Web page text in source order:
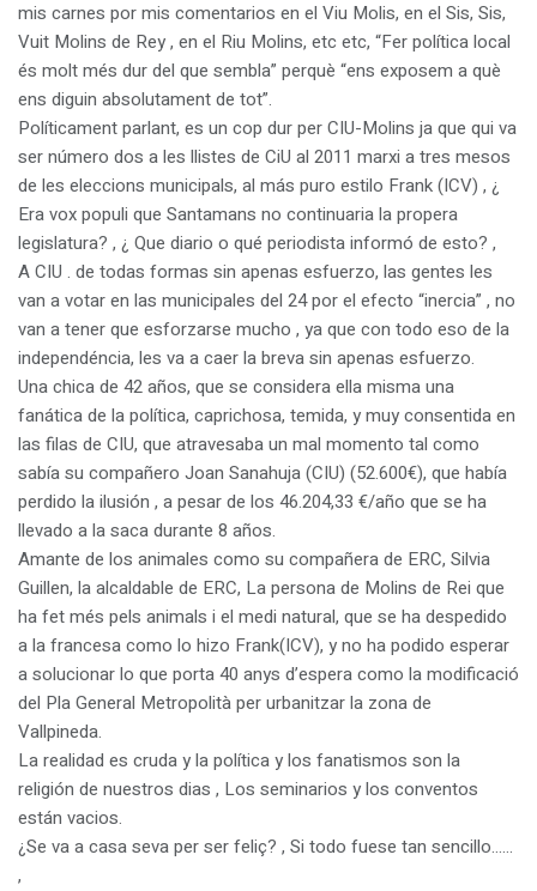
mis carnes por mis comentarios en el Viu Molis, en el Sis, Sis,
Vuit Molins de Rey , en el Riu Molins, etc etc, “Fer política local
és molt més dur del que sembla” perquè “ens exposem a què
ens diguin absolutament de tot”.
Políticament parlant, es un cop dur per CIU-Molins ja que qui va
ser número dos a les llistes de CiU al 2011 marxi a tres mesos
de les eleccions municipals, al más puro estilo Frank (ICV) , ¿
Era vox populi que Santamans no continuaria la propera
legislatura? , ¿ Que diario o qué periodista informó de esto? ,
A CIU . de todas formas sin apenas esfuerzo, las gentes les
van a votar en las municipales del 24 por el efecto “inercia” , no
van a tener que esforzarse mucho , ya que con todo eso de la
independéncia, les va a caer la breva sin apenas esfuerzo.
Una chica de 42 años, que se considera ella misma una
fanática de la política, caprichosa, temida, y muy consentida en
las filas de CIU, que atravesaba un mal momento tal como
sabía su compañero Joan Sanahuja (CIU) (52.600€), que había
perdido la ilusión , a pesar de los 46.204,33 €/año que se ha
llevado a la saca durante 8 años.
Amante de los animales como su compañera de ERC, Silvia
Guillen, la alcaldable de ERC, La persona de Molins de Rei que
ha fet més pels animals i el medi natural, que se ha despedido
a la francesa como lo hizo Frank(ICV), y no ha podido esperar
a solucionar lo que porta 40 anys d’espera como la modificació
del Pla General Metropolità per urbanitzar la zona de
Vallpineda.
La realidad es cruda y la política y los fanatismos son la
religión de nuestros dias , Los seminarios y los conventos
están vacios.
¿Se va a casa seva per ser feliç? , Si todo fuese tan sencillo……
,